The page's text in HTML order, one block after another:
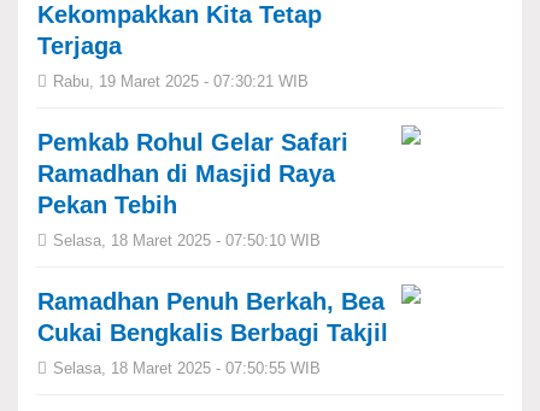
Kekompakkan Kita Tetap
Terjaga
Rabu, 19 Maret 2025 - 07:30:21 WIB
Pemkab Rohul Gelar Safari
Ramadhan di Masjid Raya
Pekan Tebih
Selasa, 18 Maret 2025 - 07:50:10 WIB
Ramadhan Penuh Berkah, Bea
Cukai Bengkalis Berbagi Takjil
Selasa, 18 Maret 2025 - 07:50:55 WIB